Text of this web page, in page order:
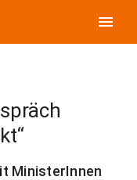
menu
MinisterInnen